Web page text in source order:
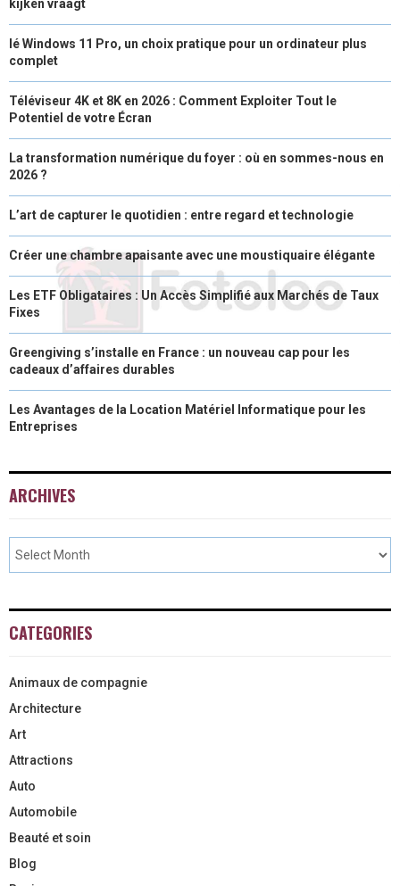
kijken vraagt
lé Windows 11 Pro, un choix pratique pour un ordinateur plus
complet
Téléviseur 4K et 8K en 2026 : Comment Exploiter Tout le
Potentiel de votre Écran
La transformation numérique du foyer : où en sommes-nous en
2026 ?
L’art de capturer le quotidien : entre regard et technologie
Créer une chambre apaisante avec une moustiquaire élégante
Les ETF Obligataires : Un Accès Simplifié aux Marchés de Taux
Fixes
Greengiving s’installe en France : un nouveau cap pour les
cadeaux d’affaires durables
Les Avantages de la Location Matériel Informatique pour les
Entreprises
ARCHIVES
CATEGORIES
Animaux de compagnie
Architecture
Art
Attractions
Auto
Automobile
Beauté et soin
Blog